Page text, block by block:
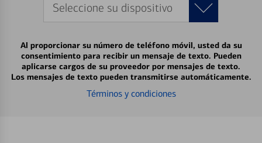
Seleccione su dispositivo
Al proporcionar su número de teléfono móvil, usted da su
consentimiento para recibir un mensaje de texto. Pueden
aplicarse cargos de su proveedor por mensajes de texto.
Los mensajes de texto pueden transmitirse automáticamente.
Términos y condiciones